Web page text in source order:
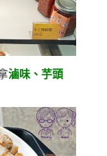
滷味、芋頭